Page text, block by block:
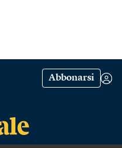
Abbonarsi